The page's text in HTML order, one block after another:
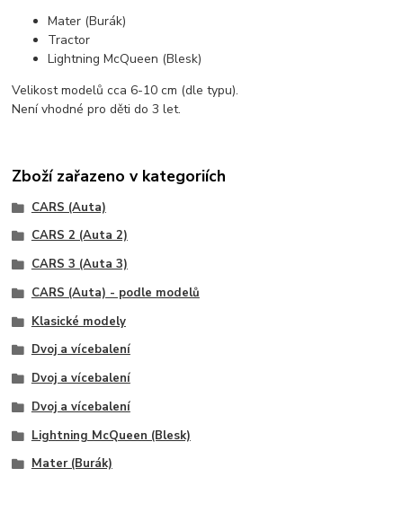
Mater (Burák)
Tractor
Lightning McQueen (Blesk)
Velikost modelů cca 6-10 cm (dle typu).
Není vhodné pro děti do 3 let.
Zboží zařazeno v kategoriích
CARS (Auta)
CARS 2 (Auta 2)
CARS 3 (Auta 3)
CARS (Auta) - podle modelů
Klasické modely
Dvoj a vícebalení
Dvoj a vícebalení
Dvoj a vícebalení
Lightning McQueen (Blesk)
Mater (Burák)